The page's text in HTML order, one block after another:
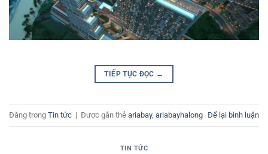
TIẾP TỤC ĐỌC →
Đăng trong Tin tức | Được gắn thẻ ariabay, ariabayhalong Để lại bình luận
TIN TỨC